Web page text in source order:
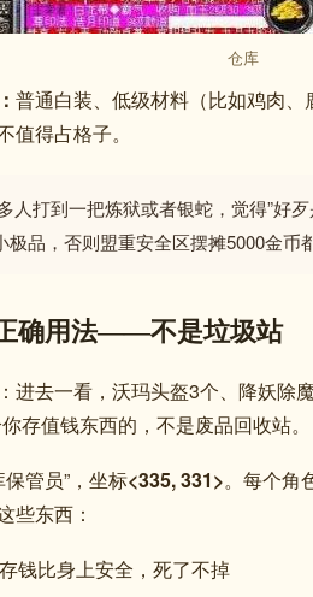
仓库
普通白装、低级材料（比如鸡肉
得占格子。
人打到一把炼狱或者银蛇，觉得”好
品，否则盟重安全区摆摊5000金币
确用法——不是垃圾站
进去一看，沃玛头盔3个、降妖除
存值钱东西的，不是废品回收站。
管员”，坐标<335, 331>。每个角
些东西：
钱比身上安全，死了不掉